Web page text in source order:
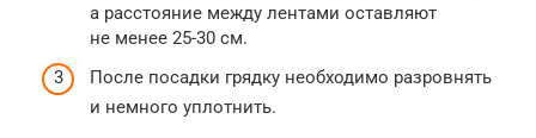
а расстояние между лентами оставляют
не менее 25-30 см.
После посадки грядку необходимо разровнять
и немного уплотнить.